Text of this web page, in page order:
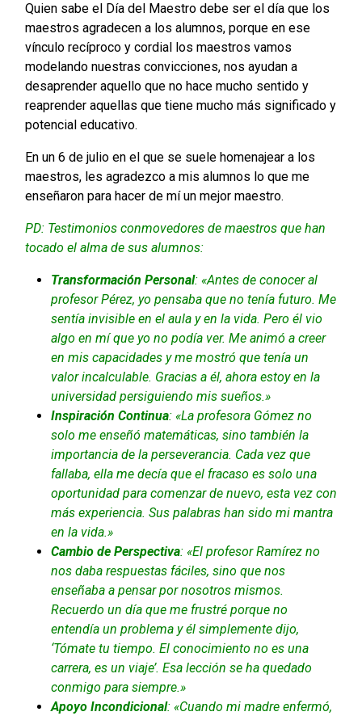
Quien sabe el Día del Maestro debe ser el día que los
maestros agradecen a los alumnos, porque en ese
vínculo recíproco y cordial los maestros vamos
modelando nuestras convicciones, nos ayudan a
desaprender aquello que no hace mucho sentido y
reaprender aquellas que tiene mucho más significado y
potencial educativo.
En un 6 de julio en el que se suele homenajear a los
maestros, les agradezco a mis alumnos lo que me
enseñaron para hacer de mí un mejor maestro.
PD: Testimonios conmovedores de maestros que han
tocado el alma de sus alumnos:
Transformación Personal: «Antes de conocer al
profesor Pérez, yo pensaba que no tenía futuro. Me
sentía invisible en el aula y en la vida. Pero él vio
algo en mí que yo no podía ver. Me animó a creer
en mis capacidades y me mostró que tenía un
valor incalculable. Gracias a él, ahora estoy en la
universidad persiguiendo mis sueños.»
Inspiración Continua: «La profesora Gómez no
solo me enseñó matemáticas, sino también la
importancia de la perseverancia. Cada vez que
fallaba, ella me decía que el fracaso es solo una
oportunidad para comenzar de nuevo, esta vez con
más experiencia. Sus palabras han sido mi mantra
en la vida.»
Cambio de Perspectiva: «El profesor Ramírez no
nos daba respuestas fáciles, sino que nos
enseñaba a pensar por nosotros mismos.
Recuerdo un día que me frustré porque no
entendía un problema y él simplemente dijo,
‘Tómate tu tiempo. El conocimiento no es una
carrera, es un viaje’. Esa lección se ha quedado
conmigo para siempre.»
Apoyo Incondicional: «Cuando mi madre enfermó,